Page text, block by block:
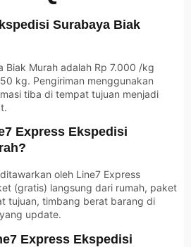
Surabaya Biak
Biak Murah adalah Rp 7.000 /kg
kg. Pengiriman menggunakan
tiba di tempat tujuan menjadi
Express Ekspedisi
oleh Line7 Express
(gratis) langsung dari rumah, paket
tujuan, timbang berat barang di
update.
Express Ekspedisi